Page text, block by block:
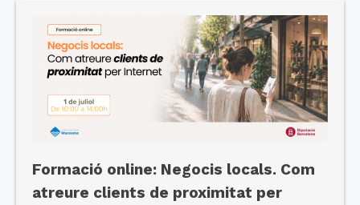
Formació online: Negocis locals. Com
atreure clients de proximitat per